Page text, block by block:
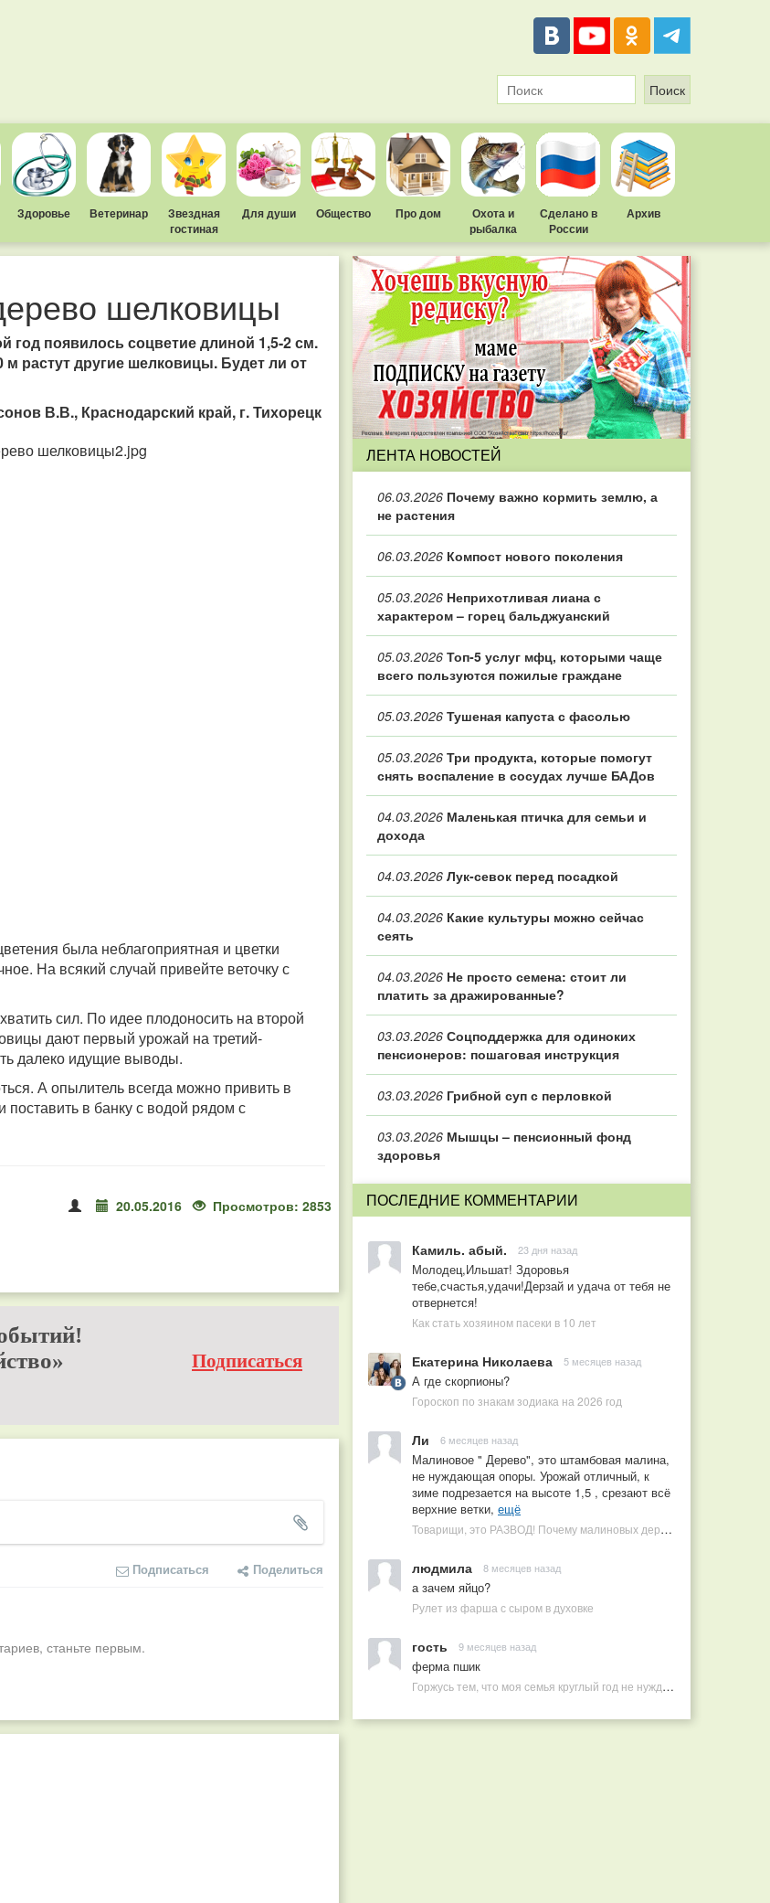
Здоровье Ветеринар
Звездная
гостиная
Для души Общество Про дом
Охота и
рыбалка
Сделано в
России
Архив
шелковицы
появилось соцветие длиной 1,5-2 см.
растут другие шелковицы. Будет ли от
В.В., Краснодарский край, г. Тихорецк
была неблагоприятная и цветки
На всякий случай привейте веточку с
сил. По идее плодоносить на второй
дают первый урожай на третий-
далеко идущие выводы.
А опылитель всегда можно привить в
поставить в банку с водой рядом с
20.05.2016 Просмотров: 2853
Подписаться
Подписаться Поделиться
станьте первым.
ЛЕНТА НОВОСТЕЙ
06.03.2026 Почему важно кормить землю, а
не растения
06.03.2026 Компост нового поколения
05.03.2026 Неприхотливая лиана с
характером – горец бальджуанский
05.03.2026 Топ‑5 услуг мфц, которыми чаще
всего пользуются пожилые граждане
05.03.2026 Тушеная капуста с фасолью
05.03.2026 Три продукта, которые помогут
снять воспаление в сосудах лучше БАДов
04.03.2026 Маленькая птичка для семьи и
дохода
04.03.2026 Лук-севок перед посадкой
04.03.2026 Какие культуры можно сейчас
сеять
04.03.2026 Не просто семена: стоит ли
платить за дражированные?
03.03.2026 Соцподдержка для одиноких
пенсионеров: пошаговая инструкция
03.03.2026 Грибной суп с перловкой
03.03.2026 Мышцы – пенсионный фонд
здоровья
ПОСЛЕДНИЕ КОММЕНТАРИИ
Камиль. абый. 23 дня назад
Молодец,Ильшат! Здоровья
тебе,счастья,удачи!Дерзай и удача от тебя не
отвернется!
Как стать хозяином пасеки в 10 лет
Екатерина Николаева 5 месяцев назад
А где скорпионы?
Гороскоп по знакам зодиака на 2026 год
Ли 6 месяцев назад
Малиновое " Дерево", это штамбовая малина,
не нуждающая опоры. Урожай отличный, к
зиме подрезается на высоте 1,5 , срезают всё
верхние ветки, ещё
Товарищи, это РАЗВОД! Почему малиновых деревьев не бывает, или Как ушлые продавцы наживаются на мечтах садоводов
людмила 8 месяцев назад
а зачем яйцо?
Рулет из фарша с сыром в духовке
гость 9 месяцев назад
ферма пшик
Горжусь тем, что моя семья круглый год не нуждается в покупных витаминах